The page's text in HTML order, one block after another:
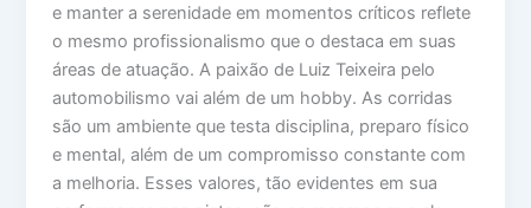
e manter a serenidade em momentos críticos reflete
o mesmo profissionalismo que o destaca em suas
áreas de atuação. A paixão de Luiz Teixeira pelo
automobilismo vai além de um hobby. As corridas
são um ambiente que testa disciplina, preparo físico
e mental, além de um compromisso constante com
a melhoria. Esses valores, tão evidentes em sua